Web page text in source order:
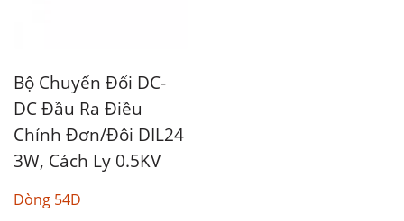
Bộ Chuyển Đổi DC-
DC Đầu Ra Điều
Chỉnh Đơn/đôi DIL24
3W, Cách Ly 0.5KV
Dòng 54D